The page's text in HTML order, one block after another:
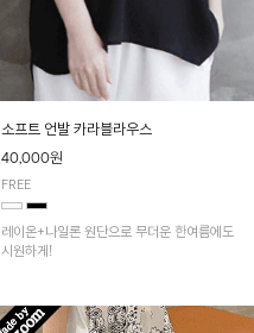
소프트 언발 카라블라우스
40,000원
FREE
레이온+나일론 원단으로 무더운 한여름에도
시원하게!